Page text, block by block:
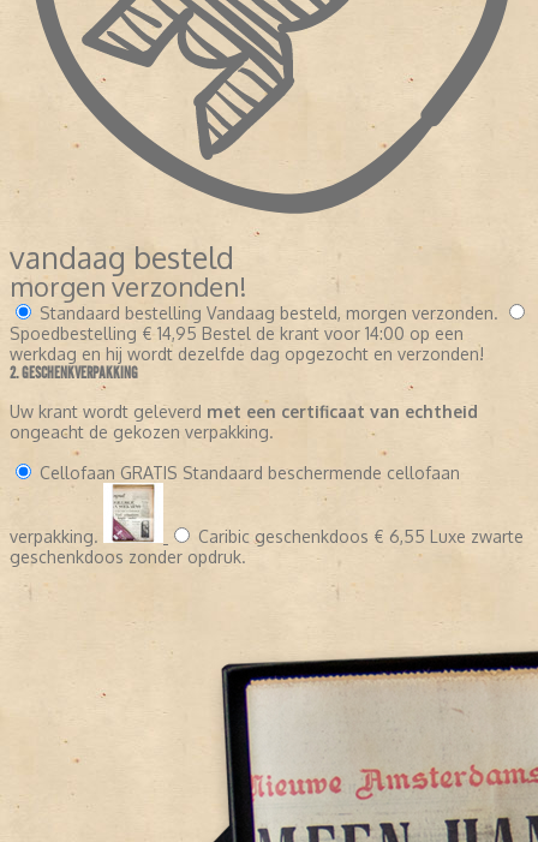
vandaag besteld
morgen verzonden!
Standaard bestelling Vandaag besteld, morgen verzonden.
Spoedbestelling € 14,95 Bestel de krant voor 14:00 op een
werkdag en hij wordt dezelfde dag opgezocht en verzonden!
2. GESCHENKVERPAKKING
Uw krant wordt geleverd met een certificaat van echtheid
ongeacht de gekozen verpakking.
Cellofaan GRATIS Standaard beschermende cellofaan
verpakking. Caribic geschenkdoos € 6,55 Luxe zwarte
geschenkdoos zonder opdruk.